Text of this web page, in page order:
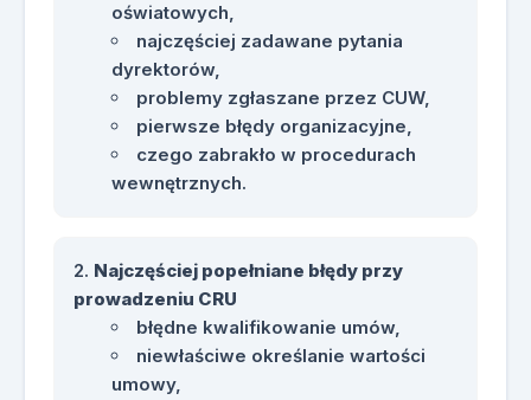
Omówimy, jakie umowy rzeczywiście
należy ujawniać, jakie dane podlegają
publikacji, jak postępować z aneksami,
umowami wieloletnimi, zamówieniami
publicznymi oraz umowami
cywilnoprawnymi.
dniach obowiązywania nowych
przepisów budziły największe
wątpliwości.
Wzory dokumentów dla uczestników:
oświatowych,
najczęściej zadawane pytania
dyrektorów,
problemy zgłaszane przez CUW,
pierwsze błędy organizacyjne,
czego zabrakło w procedurach
wewnętrznych.
Najczęściej popełniane błędy przy
prowadzeniu CRU
błędne kwalifikowanie umów,
niewłaściwe określanie wartości
umowy,